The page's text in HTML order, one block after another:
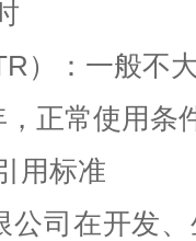
）：一般不
，正常使用条
用标准
公司在开发